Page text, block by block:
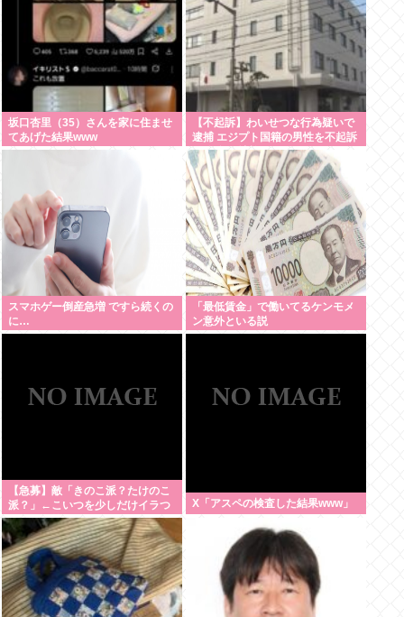
坂口杏里（35）さんを家に住ませ
てあげた結果www
【不起訴】わいせつな行為疑いで
逮捕 エジプト国籍の男性を不起訴
処分 鳥取地検
スマホゲー倒産急増 ですら続くの
に…
「最低賃金」で働いてるケンモメ
ン意外といる説
【急募】敵「きのこ派？たけのこ
派？」←こいつを少しだけイラつ
かせる回答
X「アスペの検査した結果www」